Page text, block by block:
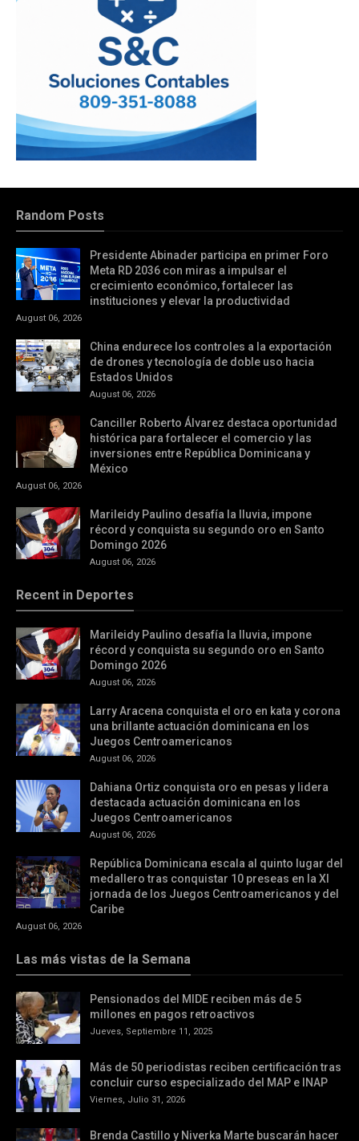
Random Posts
Presidente Abinader participa en primer Foro
Meta RD 2036 con miras a impulsar el
crecimiento económico, fortalecer las
instituciones y elevar la productividad
August 06, 2026
China endurece los controles a la exportación
de drones y tecnología de doble uso hacia
Estados Unidos
August 06, 2026
Canciller Roberto Álvarez destaca oportunidad
histórica para fortalecer el comercio y las
inversiones entre República Dominicana y
México
August 06, 2026
Marileidy Paulino desafía la lluvia, impone
récord y conquista su segundo oro en Santo
Domingo 2026
August 06, 2026
Recent in Deportes
Marileidy Paulino desafía la lluvia, impone
récord y conquista su segundo oro en Santo
Domingo 2026
August 06, 2026
Larry Aracena conquista el oro en kata y corona
una brillante actuación dominicana en los
Juegos Centroamericanos
August 06, 2026
Dahiana Ortiz conquista oro en pesas y lidera
destacada actuación dominicana en los
Juegos Centroamericanos
August 06, 2026
República Dominicana escala al quinto lugar del
medallero tras conquistar 10 preseas en la XI
jornada de los Juegos Centroamericanos y del
Caribe
August 06, 2026
Las más vistas de la Semana
Pensionados del MIDE reciben más de 5
millones en pagos retroactivos
Jueves, Septiembre 11, 2025
Más de 50 periodistas reciben certificación tras
concluir curso especializado del MAP e INAP
Viernes, Julio 31, 2026
Brenda Castillo y Niverka Marte buscarán hacer